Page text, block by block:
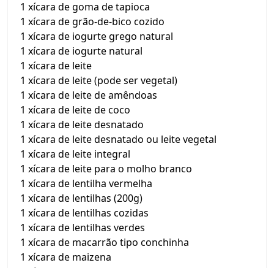
1 xícara de goma de tapioca
1 xícara de grão-de-bico cozido
1 xícara de iogurte grego natural
1 xícara de iogurte natural
1 xícara de leite
1 xícara de leite (pode ser vegetal)
1 xícara de leite de amêndoas
1 xícara de leite de coco
1 xícara de leite desnatado
1 xícara de leite desnatado ou leite vegetal
1 xícara de leite integral
1 xícara de leite para o molho branco
1 xícara de lentilha vermelha
1 xícara de lentilhas (200g)
1 xícara de lentilhas cozidas
1 xícara de lentilhas verdes
1 xícara de macarrão tipo conchinha
1 xícara de maizena